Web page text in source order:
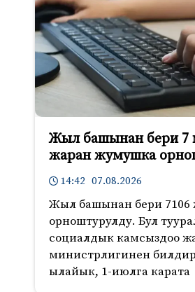
Жыл башынан бери 7
жаран жумушка
14:42 07.08.2026
Жыл башынан бери
орноштурулду. Бул
социалдык камсыздоо
министрлигинен
ылайык, 1-июлга карата